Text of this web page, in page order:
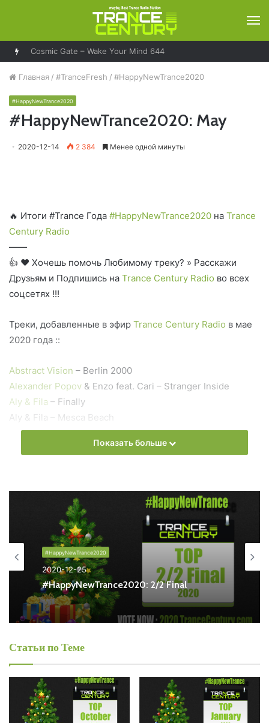
Cosmic Gate – Wake Your Mind 644
Главная / #TranceFresh / #HappyNewTrance2020
#HappyNewTrance2020
#HappyNewTrance2020: May
2020-12-14 2 384 Менее одной минуты
🔥 Итоги #Trance Года #HappyNewTrance2020 на Trance
Century Radio
——
👍 ❤ Хочешь помочь Любимому треку? » Расскажи
Друзьям и Подпишись на Trance Century Radio во всех
соцсетях !!!
Треки, добавленные в эфир Trance Century Radio в мае
2020 года ::
Abstract Vision – Berlin 2000
Alexander Popov & Enzo feat. Cari – Stranger Inside
Aly & Fila – Finally
Aly & Fila – Mesca Beach
Ferry Corsten– Tomorrow
Giuseppe Ottaviani & Lucid Blue – I Believe
Голосуй прямо сейчас:
Понравился выпуск?
Пользовательская оценка:Будь первым !
Показать больше
#HappyNewTrance2020
2020-12-25
#HappyNewTrance2020: 2/2 Final
Статьи по Теме